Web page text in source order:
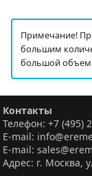
Примечание!
большим
большой объем
Контакты
Телефон: +7 (495)
E-mail:
E-mail:
Адрес: г. Москва,